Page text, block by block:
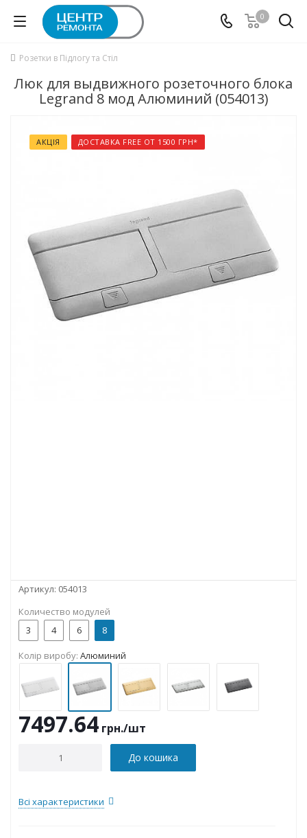
0
Розетки в Підлогу та Стіл
Люк для выдвижного розеточного блока
Legrand 8 мод Алюминий (054013)
АКЦІЯ ДОСТАВКА FREE ОТ 1500 ГРН*
Артикул: 054013
Количество модулей
3
4 6 8
Колір виробу: Алюминий
7497.64 грн./шт
До кошика
Всі характеристики